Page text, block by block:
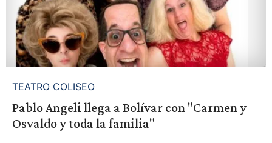
TEATRO COLISEO
Pablo Angeli llega a Bolívar con "Carmen y
Osvaldo y toda la familia"